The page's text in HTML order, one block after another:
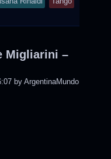
Migliarini –
by ArgentinaMundo